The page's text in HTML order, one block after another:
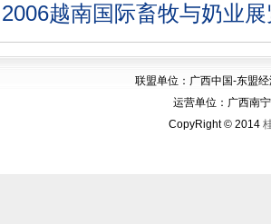
2006越南国际畜牧与奶业
联盟单位：广西中国-东盟
运营单位：广西南
CopyRight © 2014